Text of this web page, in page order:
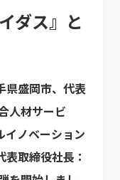
ダス』と
県盛岡市、代表
人材サービ
イノベーション
取締役社長：